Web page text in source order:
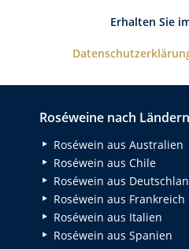
Erhalten Sie
Roséweine nach Ländern
Roséwein aus Australien
Roséwein aus Chile
Roséwein aus
Roséwein aus Frankreich
Roséwein aus Italien
Roséwein aus Spanien